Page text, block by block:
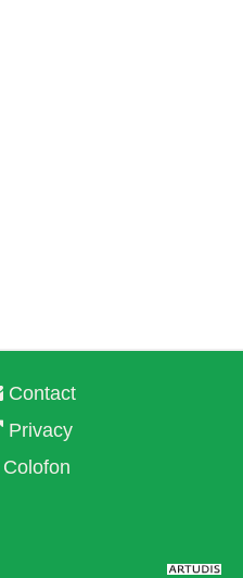
Contact
Privacy
Colofon